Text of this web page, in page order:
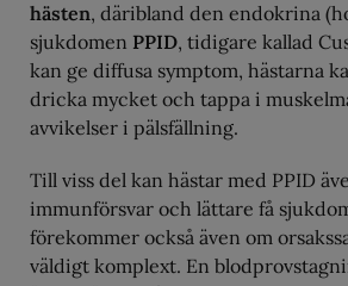
hästen, däribland den endokrina
sjukdomen PPID, tidigare kallad
kan ge diffusa symptom, hästarna
dricka mycket och tappa i
avvikelser i pälsfällning.
Till viss del kan hästar med PPID
immunförsvar och lättare få
förekommer också även om
väldigt komplext. En